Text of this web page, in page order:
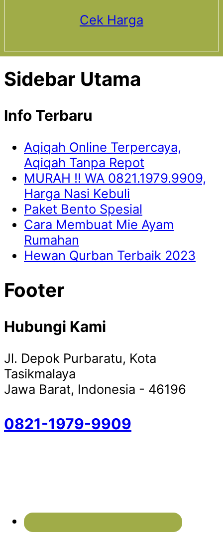
Cek Harga
Sidebar Utama
Info Terbaru
Aqiqah Online Terpercaya,
Aqiqah Tanpa Repot
MURAH !! WA 0821.1979.9909,
Harga Nasi Kebuli
Paket Bento Spesial
Cara Membuat Mie Ayam
Rumahan
Hewan Qurban Terbaik 2023
Footer
Hubungi Kami
Jl. Depok Purbaratu, Kota
Tasikmalaya
Jawa Barat, Indonesia - 46196
0821-1979-9909